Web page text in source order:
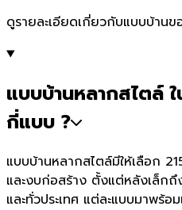
ดูรายละเอียดเกี่ยวกับแบบบ้าน
แบบบ้านหลากสไตล์
กี่แบบ ?
แบบบ้านหลากสไตล์มีให้เลือก
และงบก่อสร้าง ตั้งแต่หลังเล็ก
และทั่วประเทศ แต่ละแบบมาพร้